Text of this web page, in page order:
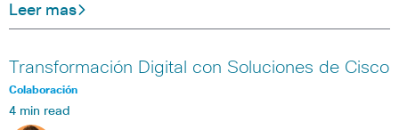
Leer mas
Transformación Digital con Soluciones de Cisco
Colaboración
4 min read